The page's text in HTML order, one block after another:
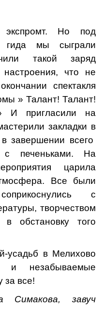
Но под
гида мы сыграли
такой заряд
настроения, что не
спектакля
» Талант! Талант!
И пригласили на
закладки в
завершении всего
с печеньками. На
царила
Все были
с
творчеством
в обстановку того
усадьб в Мелихово
и незабываемые
за все!
Симакова, завуч